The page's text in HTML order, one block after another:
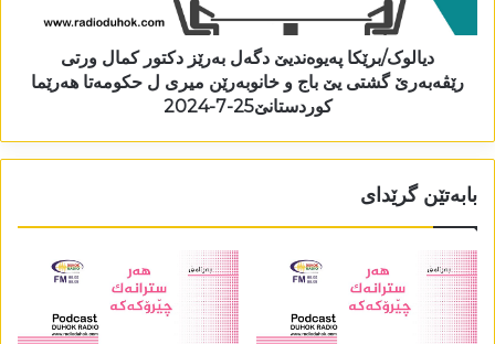
دیالوک/برێکا پەیوەندیێ دگەل بەرێز دکتور کمال ورتی
رێڤەبەرێ گشتی یێ باج و خانوبەرێن میری ل حکومەتا ھەرێما
کوردستانێ25-7-2024
بابەتێن گرێدای